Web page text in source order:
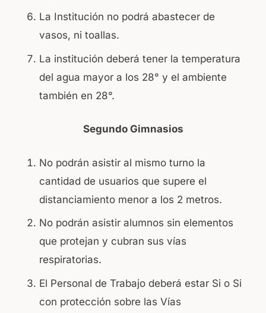
La Institución no podrá abastecer de
vasos, ni toallas.
La institución deberá tener la temperatura
del agua mayor a los 28° y el ambiente
también en 28°.
Segundo Gimnasios
No podrán asistir al mismo turno la
cantidad de usuarios que supere el
distanciamiento menor a los 2 metros.
No podrán asistir alumnos sin elementos
que protejan y cubran sus vías
respiratorias.
El Personal de Trabajo deberá estar Si o Si
con protección sobre las Vías